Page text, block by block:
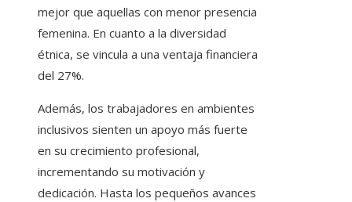
mejor que aquellas con menor presencia
femenina. En cuanto a la diversidad
étnica, se vincula a una ventaja financiera
del 27%.
Además, los trabajadores en ambientes
inclusivos sienten un apoyo más fuerte
en su crecimiento profesional,
incrementando su motivación y
dedicación. Hasta los pequeños avances